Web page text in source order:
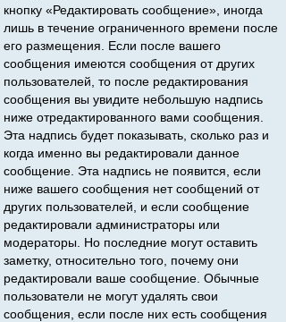
кнопку «Редактировать сообщение», иногда
лишь в течение ограниченного времени после
его размещения. Если после вашего
сообщения имеются сообщения от других
пользователей, то после редактирования
сообщения вы увидите небольшую надпись
ниже отредактированного вами сообщения.
Эта надпись будет показывать, сколько раз и
когда именно вы редактировали данное
сообщение. Эта надпись не появится, если
ниже вашего сообщения нет сообщений от
других пользователей, и если сообщение
редактировали администраторы или
модераторы. Но последние могут оставить
заметку, относительно того, почему они
редактировали ваше сообщение. Обычные
пользователи не могут удалять свои
сообщения, если после них есть сообщения